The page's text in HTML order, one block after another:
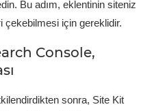
Bu adım, eklentinin siteniz
çekebilmesi için gereklidir.
Console,
sonra, Site Kit